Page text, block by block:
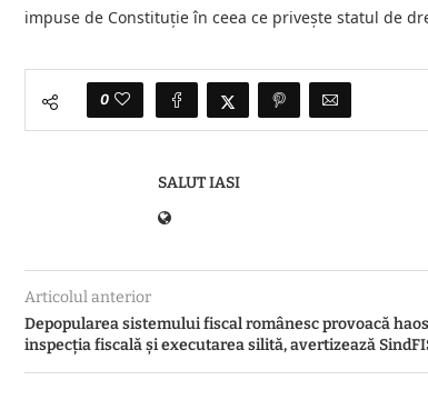
impuse de Constituție în ceea ce privește statul de
0
SALUT IASI
Articolul anterior
Depopularea sistemului fiscal românesc provoacă
inspecția fiscală și executarea silită, avertizează